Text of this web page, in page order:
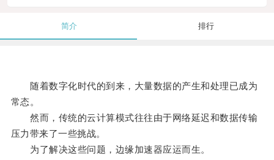
简介 排行
随着数字化时代的到来，大量数据的产生和处理已成为
常态。
然而，传统的云计算模式往往由于网络延迟和数据传输
压力带来了一些挑战。
为了解决这些问题，边缘加速器应运而生。